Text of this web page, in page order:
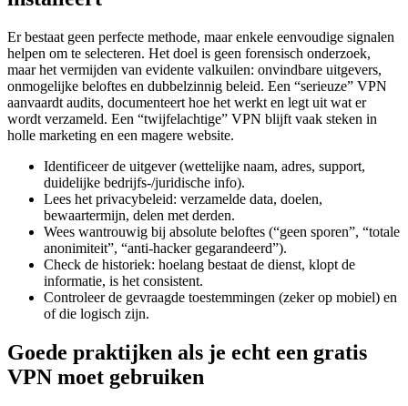
helpen om te selecteren. Het doel is geen forensisch onderzoek,
maar het vermijden van evidente valkuilen: onvindbare uitgevers,
onmogelijke beloftes en dubbelzinnig beleid. Een “serieuze” VPN
aanvaardt audits, documenteert hoe het werkt en legt uit wat er
wordt verzameld. Een “twijfelachtige” VPN blijft vaak steken in
holle marketing en een magere website.
duidelijke bedrijfs-/juridische info).
Lees het privacybeleid: verzamelde data, doelen,
bewaartermijn, delen met derden.
Wees wantrouwig bij absolute beloftes (“geen sporen”, “totale
anonimiteit”, “anti-hacker gegarandeerd”).
Check de historiek: hoelang bestaat de dienst, klopt de
informatie, is het consistent.
Controleer de gevraagde toestemmingen (zeker op mobiel) en
of die logisch zijn.
VPN moet gebruiken